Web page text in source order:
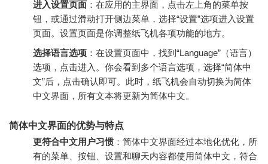
进入设置页面 ：在应用的主界面，点击左上角的菜单按
钮，或通过滑动打开侧边菜单，选择“设置”选项进入设置
页面。设置页面是你调整纸飞机各项功能的地方。
选择语言选项 ：在设置页面中，找到“Language”（语言）
选项，点击进入。你会看到多个语言选项，选择“简体中
文”后，点击确认即可。此时，纸飞机会自动切换为简体
中文界面，所有文本将更新为简体中文。
简体中文界面的优势与特点
更符合中文用户习惯 ：简体中文界面经过本地化优化，所
有的菜单、按钮、设置和聊天内容都使用简体中文，符合